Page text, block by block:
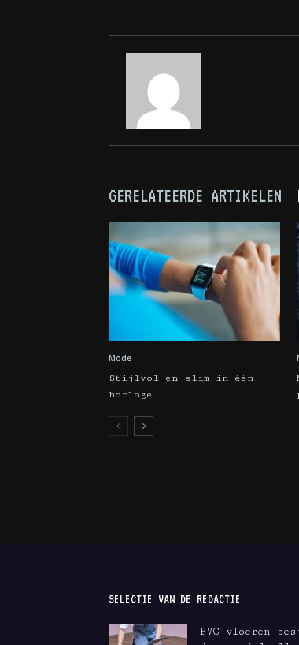
GERELATEERDE ARTIKELEN
Mode
Stijlvol en slim in één
horloge
SELECTIE VAN DE REDACTIE
PVC vloeren